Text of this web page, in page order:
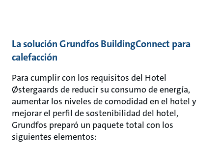
La solución Grundfos BuildingConnect para
calefacción
Para cumplir con los requisitos del Hotel
Østergaards de reducir su consumo de energía,
aumentar los niveles de comodidad en el hotel y
mejorar el perfil de sostenibilidad del hotel,
Grundfos preparó un paquete total con los
siguientes elementos: